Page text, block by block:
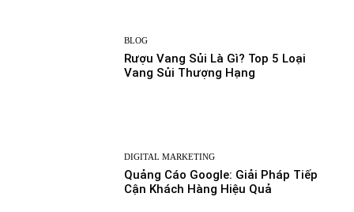
BLOG
Rượu Vang Sủi Là Gì? Top 5 Loại
Vang Sủi Thượng Hạng
DIGITAL MARKETING
Quảng Cáo Google: Giải Pháp Tiếp
Cận Khách Hàng Hiệu Quả